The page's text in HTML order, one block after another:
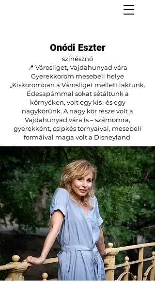
Onódi Eszter
színésznő
📍 Városliget, Vajdahunyad vára
Gyerekkorom mesebeli helye
„Kiskoromban a Városliget mellett laktunk.
Édesapámmal sokat sétáltunk a
környéken, volt egy kis- és egy
nagykörünk. A nagy kör része volt a
Vajdahunyad vára is – számomra,
gyerekként, csipkés tornyaival, mesebeli
formáival maga volt a Disneyland.